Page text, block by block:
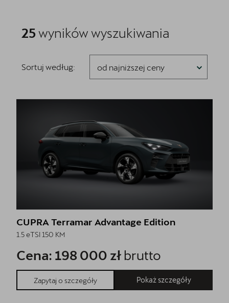
25 wyników wyszukiwania
Sortuj według: od najniższej ceny
CUPRA Terramar Advantage Edition
1.5 eTSI 150 KM
Cena: 198 000 zł brutto
Zapytaj o szczegóły Pokaż szczegóły